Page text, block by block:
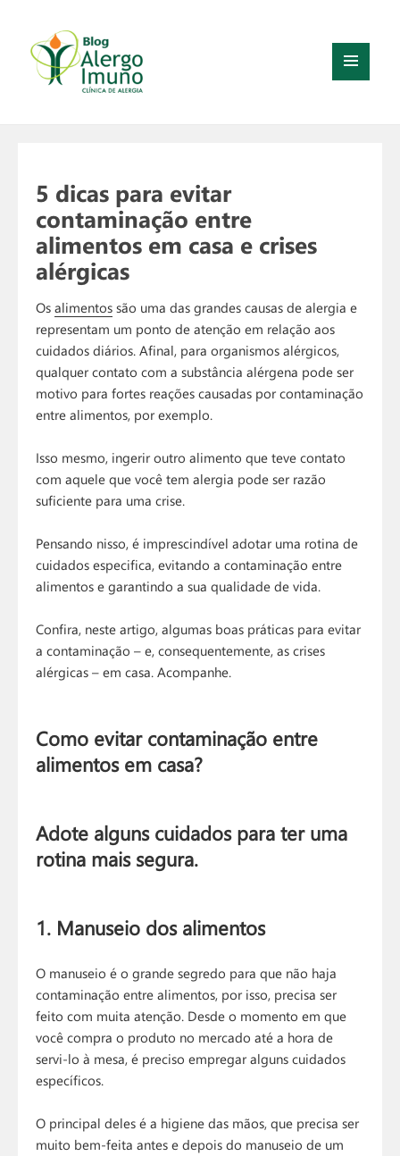
5 dicas para evitar
contaminação entre
alimentos em casa e crises
alérgicas
Osalimentos são uma das grandes causas de alergia e
representam um ponto de atenção em relação aos
cuidados diários. Afinal, para organismos alérgicos,
qualquer contato com a substância alérgena pode ser
motivo para fortes reações causadas por contaminação
entre alimentos, por exemplo.
Isso mesmo, ingerir outro alimento que teve contato
com aquele que você tem alergia pode ser razão
suficiente para uma crise.
Pensando nisso, é imprescindível adotar uma rotina de
cuidados especifica, evitando a contaminação entre
alimentos e garantindo a sua qualidade de vida.
Confira, neste artigo, algumas boas práticas para evitar
a contaminação – e, consequentemente, as crises
alérgicas – em casa. Acompanhe.
Como evitar contaminação entre
alimentos em casa?
Adote alguns cuidados para ter uma
rotina mais segura.
1. Manuseio dos alimentos
O manuseio é o grande segredo para que não haja
contaminação entre alimentos, por isso, precisa ser
feito com muita atenção. Desde o momento em que
você compra o produto no mercado até a hora de
servi-lo à mesa, é preciso empregar alguns cuidados
específicos.
O principal deles é a higiene das mãos, que precisa ser
muito bem-feita antes e depois do manuseio de um